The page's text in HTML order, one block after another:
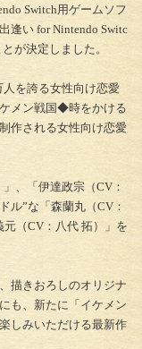
Switch用ゲームソフ
逢い for Nintendo Switc
が決定しました。
を誇る女性向け恋愛
メン戦国◆時をかける
作される女性向け恋愛
、「伊達政宗（CV：
ル”な「森蘭丸（CV：
（CV：八代 拓）」を
描きおろしのオリジナ
も、新たに「イケメン
しみいただける最新作